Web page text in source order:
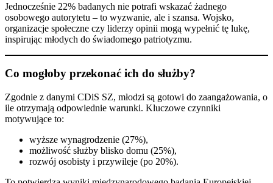
Jednocześnie 22% badanych nie potrafi wskazać żadnego
osobowego autorytetu – to wyzwanie, ale i szansa. Wojsko,
organizacje społeczne czy liderzy opinii mogą wypełnić tę lukę,
inspirując młodych do świadomego patriotyzmu.
Co mogłoby przekonać ich do służby?
Zgodnie z danymi CDiS SZ, młodzi są gotowi do zaangażowania, o
ile otrzymają odpowiednie warunki. Kluczowe czynniki
motywujące to:
wyższe wynagrodzenie (27%),
możliwość służby blisko domu (25%),
rozwój osobisty i przywileje (po 20%).